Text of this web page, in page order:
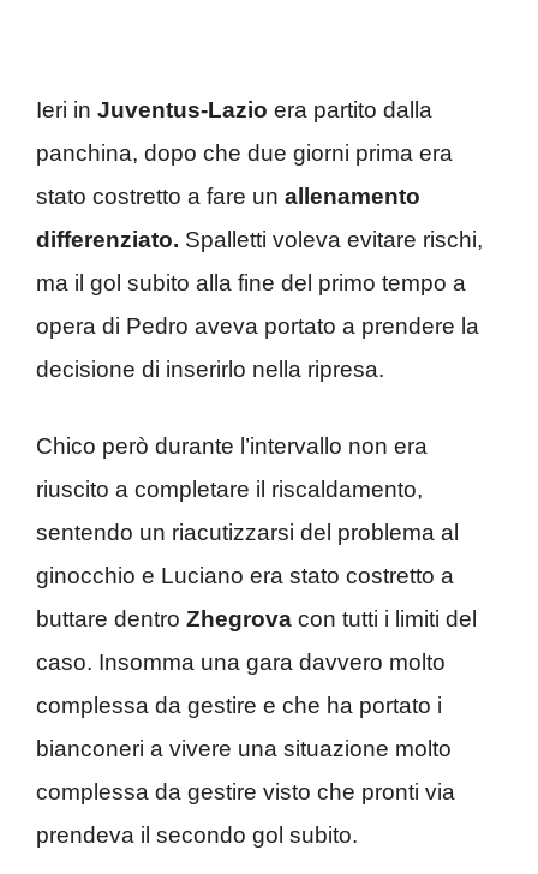
Ieri in Juventus-Lazio era partito dalla
panchina, dopo che due giorni prima era
stato costretto a fare un allenamento
differenziato. Spalletti voleva evitare rischi,
ma il gol subito alla fine del primo tempo a
opera di Pedro aveva portato a prendere la
decisione di inserirlo nella ripresa.
Chico però durante l’intervallo non era
riuscito a completare il riscaldamento,
sentendo un riacutizzarsi del problema al
ginocchio e Luciano era stato costretto a
buttare dentro Zhegrova con tutti i limiti del
caso. Insomma una gara davvero molto
complessa da gestire e che ha portato i
bianconeri a vivere una situazione molto
complessa da gestire visto che pronti via
prendeva il secondo gol subito.